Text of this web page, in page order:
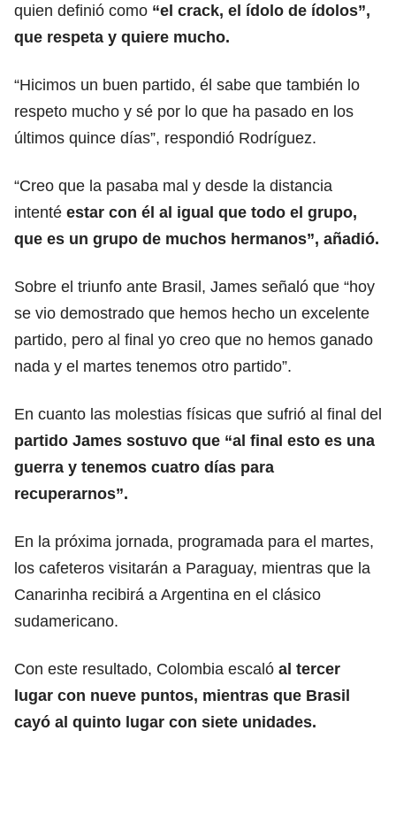
quien definió como “el crack, el ídolo de ídolos”,
que respeta y quiere mucho.
“Hicimos un buen partido, él sabe que también lo
respeto mucho y sé por lo que ha pasado en los
últimos quince días”, respondió Rodríguez.
“Creo que la pasaba mal y desde la distancia
intenté estar con él al igual que todo el grupo,
que es un grupo de muchos hermanos”, añadió.
Sobre el triunfo ante Brasil, James señaló que “hoy
se vio demostrado que hemos hecho un excelente
partido, pero al final yo creo que no hemos ganado
nada y el martes tenemos otro partido”.
En cuanto las molestias físicas que sufrió al final del
partido James sostuvo que “al final esto es una
guerra y tenemos cuatro días para
recuperarnos”.
En la próxima jornada, programada para el martes,
los cafeteros visitarán a Paraguay, mientras que la
Canarinha recibirá a Argentina en el clásico
sudamericano.
Con este resultado, Colombia escaló al tercer
lugar con nueve puntos, mientras que Brasil
cayó al quinto lugar con siete unidades.